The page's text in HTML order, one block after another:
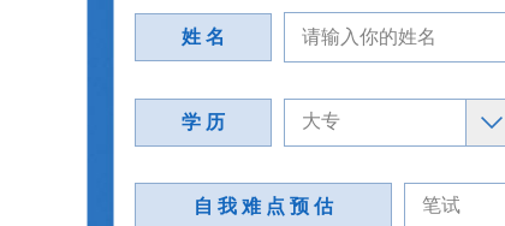
姓 名
学 历
自 我 难 点 预 估